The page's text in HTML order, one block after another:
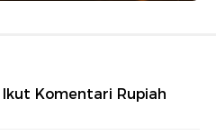
Komentari Rupiah